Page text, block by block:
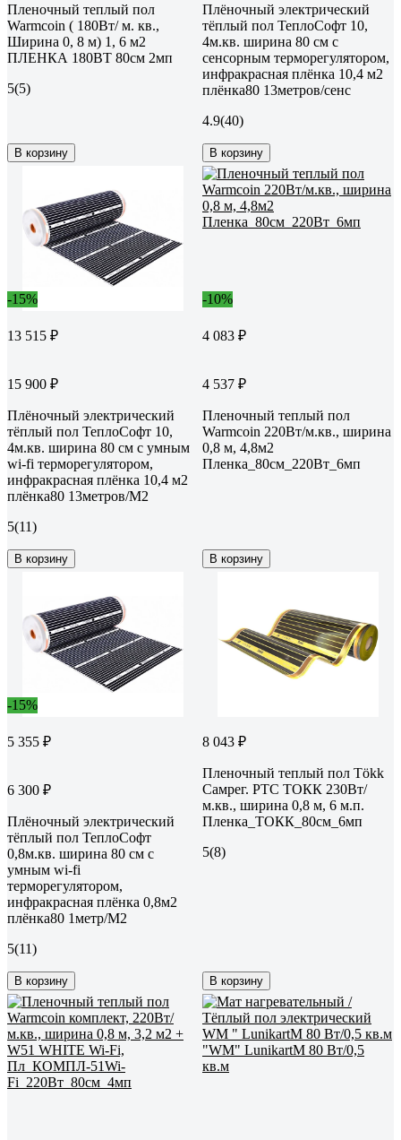
Пленочный теплый пол
Warmcoin ( 180Вт/ м. кв.,
Ширина 0, 8 м) 1, 6 м2
ПЛЕНКА 180ВТ 80см 2мп
5(5)
В корзину
Плёночный электрический
тёплый пол ТеплоСофт 10,
4м.кв. ширина 80 см с
сенсорным терморегулятором,
инфракрасная плёнка 10,4 м2
плёнка80 13метров/сенс
4.9(40)
В корзину
-15%
13 515 ₽
15 900 ₽
Плёночный электрический
тёплый пол ТеплоСофт 10,
4м.кв. ширина 80 см с умным
wi-fi терморегулятором,
инфракрасная плёнка 10,4 м2
плёнка80 13метров/М2
5(11)
В корзину
-10%
4 083 ₽
4 537 ₽
Пленочный теплый пол
Warmcoin 220Вт/м.кв., ширина
0,8 м, 4,8м2
Пленка_80см_220Вт_6мп
В корзину
-15%
5 355 ₽
6 300 ₽
Плёночный электрический
тёплый пол ТеплоСофт
0,8м.кв. ширина 80 см с
умным wi-fi
терморегулятором,
инфракрасная плёнка 0,8м2
плёнка80 1метр/М2
5(11)
В корзину
8 043 ₽
Пленочный теплый пол Tökk
Самрег. РТС ТОКК 230Вт/
м.кв., ширина 0,8 м, 6 м.п.
Пленка_ТОКК_80см_6мп
5(8)
В корзину